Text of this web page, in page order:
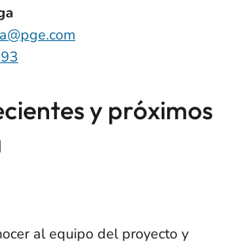
y próximos
al equipo del proyecto y